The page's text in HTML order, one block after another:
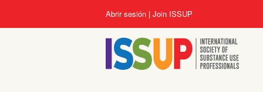
User
account
menu
Abrir sesión Join ISSUP